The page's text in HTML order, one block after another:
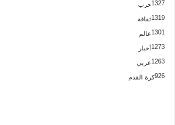
حرب1327
ثقافة1319
عالم1301
أخبار 1273
عربي1263
كرة القدم926